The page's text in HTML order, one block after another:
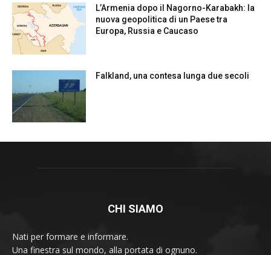
L’Armenia dopo il Nagorno-Karabakh: la
nuova geopolitica di un Paese tra
Europa, Russia e Caucaso
Falkland, una contesa lunga due secoli
CHI SIAMO
Nati per formare e informare.
Una finestra sul mondo, alla portata di ognuno.